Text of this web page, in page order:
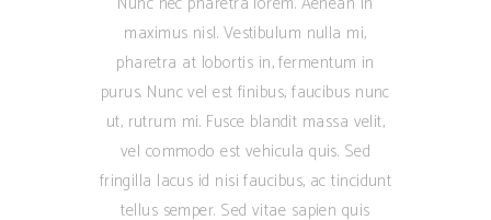
maximus nisl. Vestibulum nulla mi,
pharetra at lobortis in, fermentum in
purus. Nunc vel est finibus, faucibus nunc
ut, rutrum mi. Fusce blandit massa velit,
vel commodo est vehicula quis. Sed
fringilla lacus id nisi faucibus, ac tincidunt
tellus semper. Sed vitae sapien quis